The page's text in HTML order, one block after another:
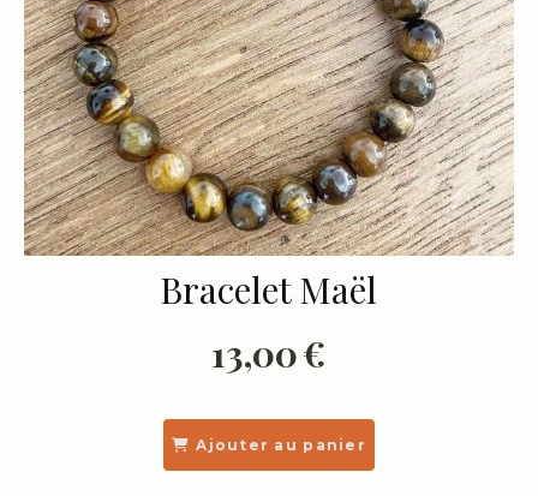
Bracelet Maël
13,00€
Ajouter au panier